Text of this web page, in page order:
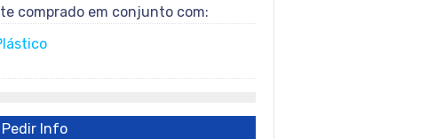
comprado em conjunto com:
Pedir Info